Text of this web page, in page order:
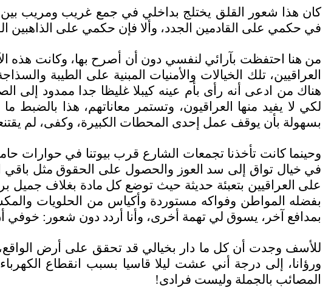
كان هذا شعور القلق يختلج بداخلي في جمع غريب ومريب
في حكمي على القادمين الجدد، وألا فإن حكمي على الذاهبين
من هنا احتفظت بآرائي لنفسي دون أن أصرح بها، وكانت هذه
العراقيين، تلك الخيالات والأمنيات المبنية على الطيبة
هناك من ادعى أنه رأى بأم عينه كيبلا غليظا جدا ممدود إلى
لكي لا يفيد منها العراقيون، وتستمر معاناتهم، هذا
بسهولة بأن يوقف عمل إحدى المحطات الكبيرة، وكفى، لم
وحينما كانت تأخذنا تجمعات الشارع قرب بيوتنا في حوارات
في خيال تواق إلى سد العوز والحصول على الحقوق مثل باقي
على العراقيين بتعبئة حديثة حيث توضع كل مادة بغلاف جميل
بفضله المواطن وفواكه مستوردة وأكياس من الحلويات
بمدافع آخر، يسوق لي تهمة أخرى، وأنا أردد دون شعور:
للأسف وجدت أن كل ما دار بخيالي قد تحقق على أرض الواقع،
ورؤانا، إلى درجة أني عشت ليلا قاسيا بسبب انقطاع
المصائب بالجملة وليست فرادى!